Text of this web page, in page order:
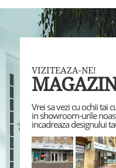
VIZITEAZA-NE!
Vrei sa vezi cu ochii tai
in showroom-urile
incadreaza designului